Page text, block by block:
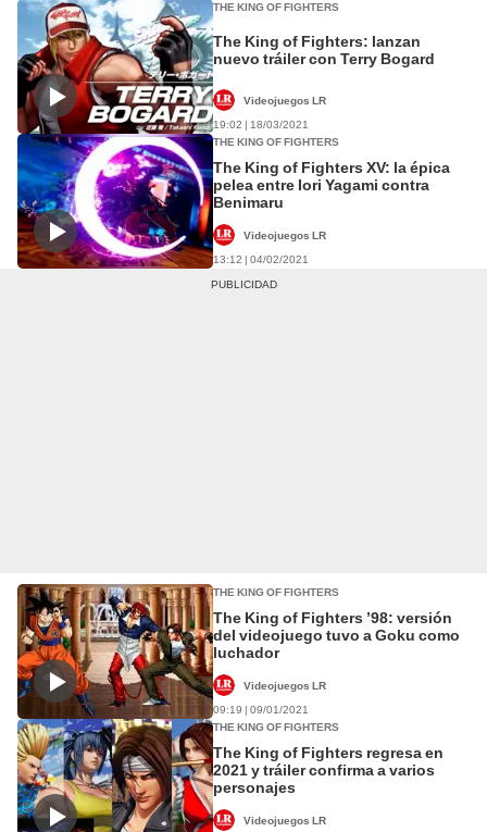
THE KING OF FIGHTERS
The King of Fighters: lanzan
nuevo tráiler con Terry Bogard
Videojuegos LR
19:02 | 18/03/2021
THE KING OF FIGHTERS
The King of Fighters XV: la épica
pelea entre Iori Yagami contra
Benimaru
Videojuegos LR
13:12 | 04/02/2021
THE KING OF FIGHTERS
The King of Fighters ’98: versión
del videojuego tuvo a Goku como
luchador
Videojuegos LR
09:19 | 09/01/2021
THE KING OF FIGHTERS
The King of Fighters regresa en
2021 y tráiler confirma a varios
personajes
Videojuegos LR